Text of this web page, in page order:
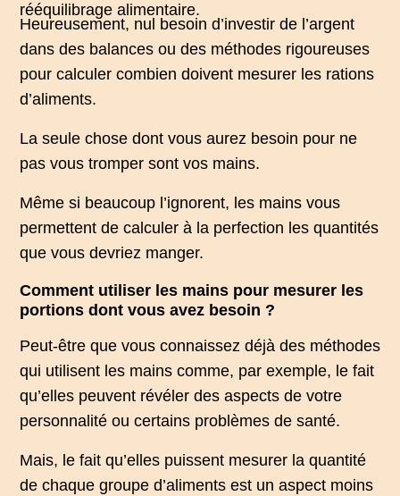
rééquilibrage alimentaire.
Heureusement, nul besoin d’investir de l’argent
dans des balances ou des méthodes rigoureuses
pour calculer combien doivent mesurer les rations
d’aliments.
La seule chose dont vous aurez besoin pour ne
pas vous tromper sont vos mains.
Même si beaucoup l’ignorent, les mains vous
permettent de calculer à la perfection les quantités
que vous devriez manger.
Comment utiliser les mains pour mesurer les
portions dont vous avez besoin ?
Peut-être que vous connaissez déjà des méthodes
qui utilisent les mains comme, par exemple, le fait
qu’elles peuvent révéler des aspects de votre
personnalité ou certains problèmes de santé.
Mais, le fait qu’elles puissent mesurer la quantité
de chaque groupe d’aliments est un aspect moins